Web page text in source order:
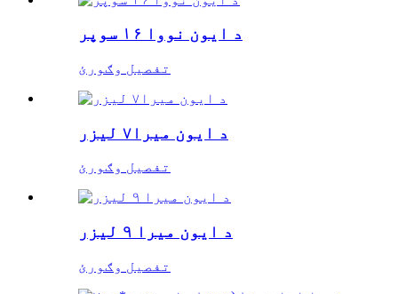
د ایون نووا ۱۶ سوپر
تفصیل وګورئ
د ایون میرا۷ لیزر
تفصیل وګورئ
د ایون میرا ۹ لیزر
تفصیل وګورئ